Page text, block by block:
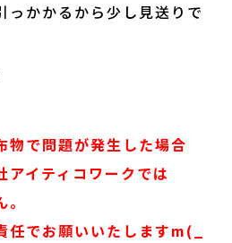
っかかるから少し見送りで
物で問題が発生した場合
アイティコワークでは
任でお願いいたしますm(_